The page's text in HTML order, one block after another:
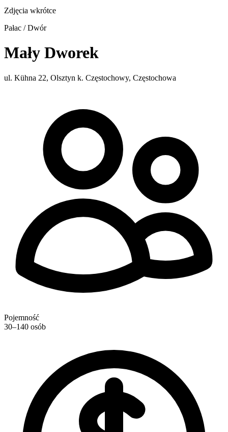
Zdjęcia wkrótce
Pałac / Dwór
Mały Dworek
ul. Kühna 22, Olsztyn k. Częstochowy, Częstochowa
Pojemność
30–140 osób